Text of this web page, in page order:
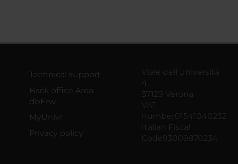
Technical support
Back office Area -
dbErw
MyUnivr
Privacy policy
Viale dell'Università
4
37129 Verona
VAT
number01541040232
Italian Fiscal
Code93009870234